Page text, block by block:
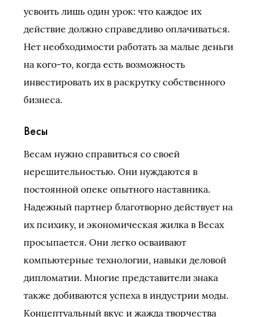
усвоить лишь один урок: что каждое их
действие должно справедливо оплачиваться.
Нет необходимости работать за малые деньги
на кого-то, когда есть возможность
инвестировать их в раскрутку собственного
бизнеса.
Весы
Весам нужно справиться со своей
нерешительностью. Они нуждаются в
постоянной опеке опытного наставника.
Надежный партнер благотворно действует на
их психику, и экономическая жилка в Весах
просыпается. Они легко осваивают
компьютерные технологии, навыки деловой
дипломатии. Многие представители знака
также добиваются успеха в индустрии моды.
Концептуальный вкус и жажда творчества